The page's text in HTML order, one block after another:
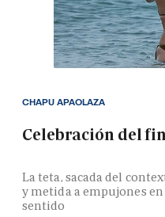
Celebración del
La teta, sacada del
y metida a empujones
sentido
CHAPU APAOLAZA